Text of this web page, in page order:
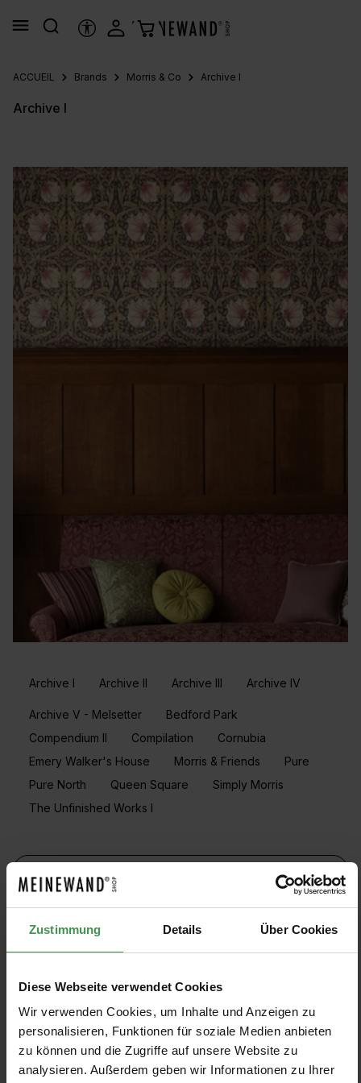
Zustimmung Details Über Cookies
Diese Webseite verwendet Cookies
Wir verwenden Cookies, um Inhalte und Anzeigen zu
personalisieren, Funktionen für soziale Medien anbieten
zu können und die Zugriffe auf unsere Website zu
analysieren. Außerdem geben wir Informationen zu Ihrer
principal
OUTILS D’ACCESSIBILITÉ
ACCUEIL Brands Morris & Co Archive I
Archive I
Archive I Archive II Archive III Archive IV
Archive V - Melsetter
Bedford Park
Compendium II
Compilation
Cornubia
Emery Walker's House
Morris & Friends
Pure
Pure North
Queen Square
Simply Morris
The Unfinished Works I
+7
Papier peint Fruit
Morris & Co
+9
Papier peint Marigold
Morris & Co
163,00 €